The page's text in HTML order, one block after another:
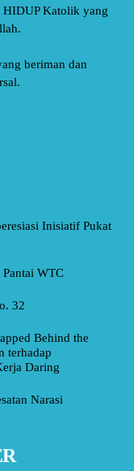
HIDUP Katolik yang
beriman dan
Inisiatif Pukat
WTC
32
Behind the
terhadap
Daring
Narasi